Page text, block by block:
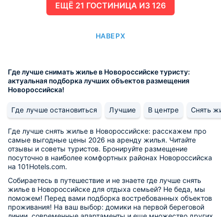
ЕЩË 21 ГОСТИНИЦА ИЗ 126
НАВЕРХ
Где лучше снимать жилье в Новороссийске туристу:
актуальная подборка лучших объектов размещения
Новороссийска!
Где лучше остановиться Лучшие В центре Снять
Где лучше снять жилье в Новороссийске: расскажем про
самые выгодные цены 2026 на аренду жилья. Читайте
отзывы и советы туристов. Бронируйте размещение
посуточно в наиболее комфортных районах Новороссийска
на 101Hotels.com.
Собираетесь в путешествие и не знаете где лучше снять
жилье в Новороссийске для отдыха семьей? Не беда, мы
поможем! Перед вами подборка востребованных объектов
проживания! На ваш выбор: домики на первой береговой